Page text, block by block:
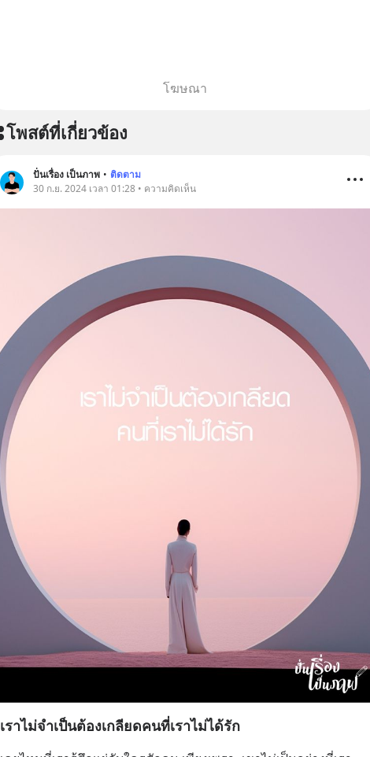
โฆษณา
โพสต์ที่เกี่ยวข้อง
ปั่นเรื่อง เป็นภาพ • ติดตาม
30 ก.ย. 2024 เวลา 01:28 • ความคิดเห็น
เราไม่จำเป็นต้องเกลียดคนที่เราไม่ได้รัก